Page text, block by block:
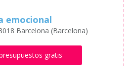
emocional
Barcelona (Barcelona)
gratis